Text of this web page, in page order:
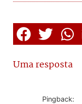
Uma resposta
Pingback: